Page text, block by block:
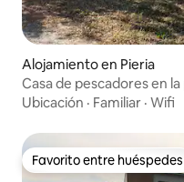
Alojamiento en Pieria
Casa de pescadores en
incluido
Ubicación · Familiar · Wifi
Favorito entre huéspedes
Favorito entre huéspedes